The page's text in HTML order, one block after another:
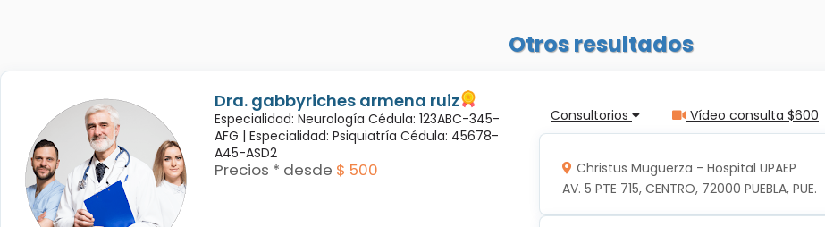
Otros resultados
Dra. gabbyriches armena ruiz
Especialidad: Neurología Cédula: 123ABC-345-
AFG | Especialidad: Psiquiatría Cédula: 45678-
A45-ASD2
Precios * desde $ 500
Consultorios Vídeo consulta $600
Christus Muguerza - Hospital UPAEP
AV. 5 PTE 715, CENTRO, 72000 PUEBLA, PUE.